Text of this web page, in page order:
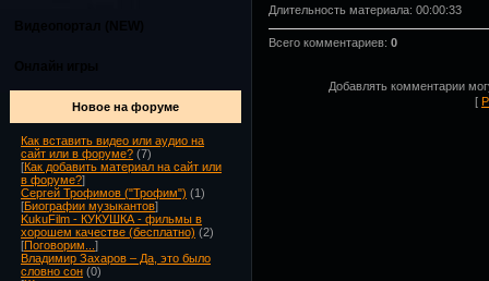
Новое на форуме
Как вставить видео или аудио на
сайт или в форуме? (7)
[Как добавить материал на сайт или
в форуме?]
Сергей Трофимов ("Трофим") (1)
[Биографии музыкантов]
KukuFilm - КУКУШКА - фильмы в
хорошем качестве (бесплатно) (2)
[Поговорим... ]
Владимир Захаров – Да, это было
словно сон (0)
Длительность материала: 00:00:33
Всего комментариев: 0
Добавлять комментарии
[